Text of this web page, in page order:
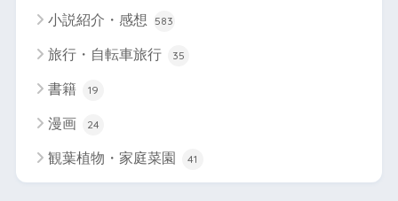
小説紹介・感想 583
旅行・自転車旅行 35
書籍 19
漫画 24
観葉植物・家庭菜園 41